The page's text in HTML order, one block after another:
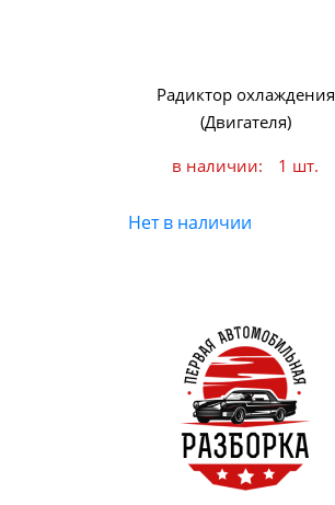
Радиктор охлаждения
(Двигателя)
в наличии:
1 шт.
Нет в наличии